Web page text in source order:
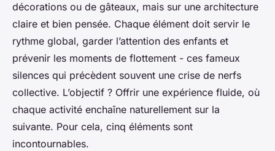
décorations ou de gâteaux, mais sur une architecture
claire et bien pensée. Chaque élément doit servir le
rythme global, garder l’attention des enfants et
prévenir les moments de flottement - ces fameux
silences qui précèdent souvent une crise de nerfs
collective. L’objectif ? Offrir une expérience fluide, où
chaque activité enchaîne naturellement sur la
suivante. Pour cela, cinq éléments sont
incontournables.